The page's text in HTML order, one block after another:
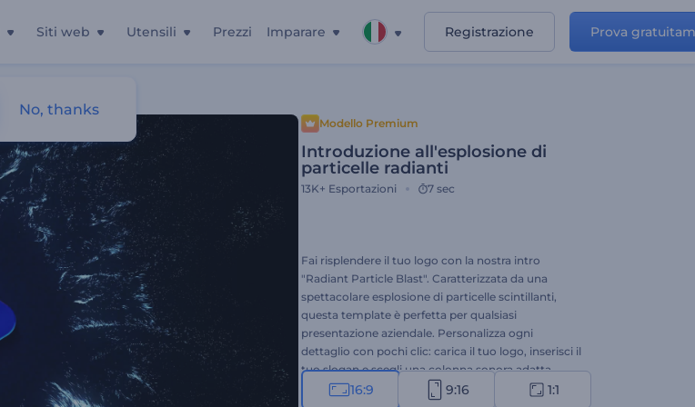
Siti web Utensili Prezzi Imparare Registrazione Prova
Modello Premium
Introduzione all'esplosione di
particelle radianti
13K+ Esportazioni 7 sec
Fai risplendere il tuo logo con la nostra intro
"Radiant Particle Blast". Caratterizzata da una
spettacolare esplosione di particelle scintillanti,
questa template è perfetta per qualsiasi
presentazione aziendale. Personalizza ogni
dettaglio con pochi clic: carica il tuo logo, inserisci il
tuo slogan e scegli una colonna sonora adatta.
Ideale per intro aziendali, outro di canali YouTube,
16:9 9:16 1:1
No, thanks